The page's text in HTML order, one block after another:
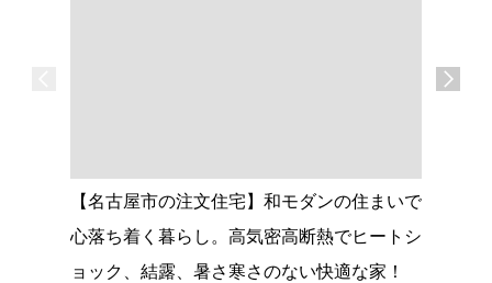
【名古屋市の注文住宅】和モダンの住まいで
心落ち着く暮らし。高気密高断熱でヒートシ
ョック、結露、暑さ寒さのない快適な家！